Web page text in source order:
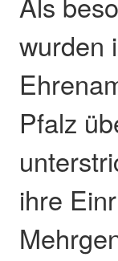
wurden
Pfalz
ihre